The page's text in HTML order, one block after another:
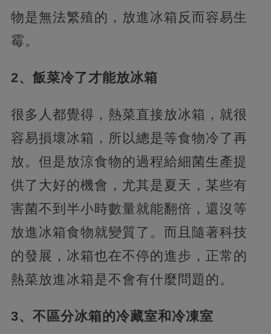
物是無法繁殖的，放進冰箱反而容易生
霉。
2、飯菜冷了才能放冰箱
很多人都覺得，熱菜直接放冰箱，就很
容易損壞冰箱，所以總是等食物冷了再
放。但是放涼食物的過程給細菌生產提
供了大好的機會，尤其是夏天，某些有
害菌不到半小時數量就能翻倍，還沒等
放進冰箱食物就變質了。而且隨著科技
的發展，冰箱也在不停的進步，正常的
熱菜放進冰箱是不會有什麼問題的。
3、不區分冰箱的冷藏室和冷凍室